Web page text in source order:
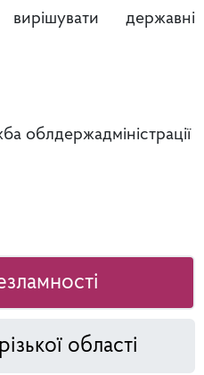
державні
облдержадміністрації
області